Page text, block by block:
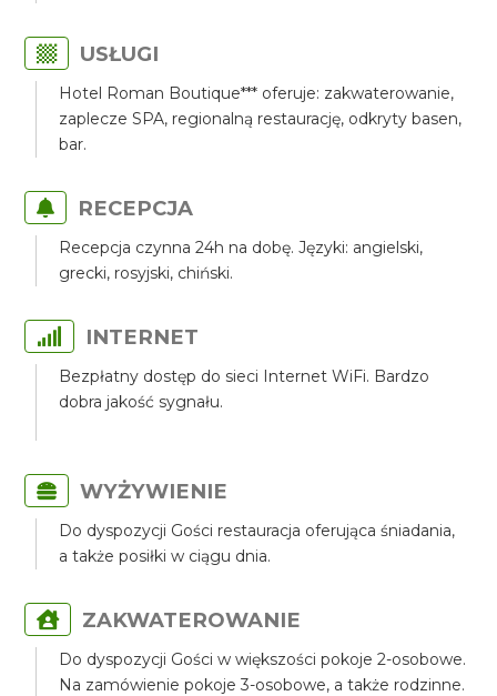
USŁUGI
Hotel Roman Boutique*** oferuje: zakwaterowanie,
zaplecze SPA, regionalną restaurację, odkryty basen,
bar.
RECEPCJA
Recepcja czynna 24h na dobę. Języki: angielski,
grecki, rosyjski, chiński.
INTERNET
Bezpłatny dostęp do sieci Internet WiFi. Bardzo
dobra jakość sygnału.
WYŻYWIENIE
Do dyspozycji Gości restauracja oferująca śniadania,
a także posiłki w ciągu dnia.
ZAKWATEROWANIE
Do dyspozycji Gości w większości pokoje 2-osobowe.
Na zamówienie pokoje 3-osobowe, a także rodzinne.